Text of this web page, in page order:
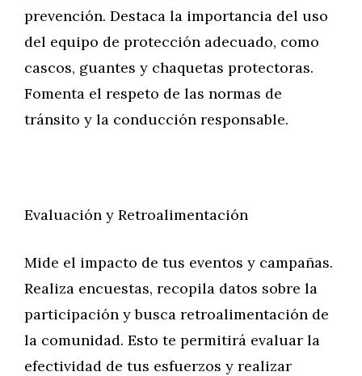
prevención. Destaca la importancia del uso
del equipo de protección adecuado, como
cascos, guantes y chaquetas protectoras.
Fomenta el respeto de las normas de
tránsito y la conducción responsable.
Evaluación y Retroalimentación
Mide el impacto de tus eventos y campañas.
Realiza encuestas, recopila datos sobre la
participación y busca retroalimentación de
la comunidad. Esto te permitirá evaluar la
efectividad de tus esfuerzos y realizar